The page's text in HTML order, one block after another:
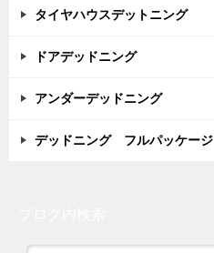
タイヤハウスデットニング
ドアデッドニング
アンダーデッドニング
デッドニング フルパッケージ